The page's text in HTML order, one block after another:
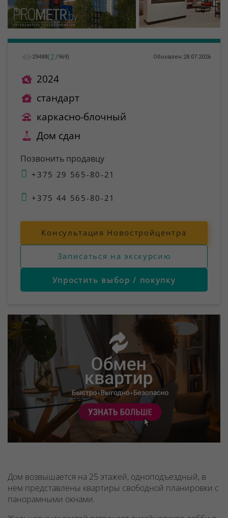
29488( 2 /969) Обновлен 28.07.2026
2024
стандарт
каркасно-блочный
Дом сдан
Позвонить продавцу
+375 29 565-80-21
+375 44 565-80-21
Консультация Новостройцентра
Записаться на экскурсию
Упростить выбор / покупку
Дом возвышается на 25 этажей, одноподъездный, в
нем представлены квартиры свободной планировки с
панорамными окнами.